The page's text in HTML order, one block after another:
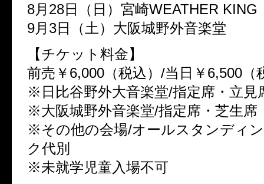
8月28日（日）宮崎WEATHER
9月3日（土）大阪城野外音楽堂
【チケット料金】
前売￥6,000（税込）/当日￥6,500（
※日比谷野外大音楽堂/指定席・立見
※大阪城野外音楽堂/指定席・芝生席
※その他の会場/オールスタンディ
ク代別
※未就学児童入場不可